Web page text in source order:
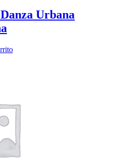
Urbana